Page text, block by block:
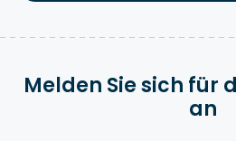
Melden Sie sich für
an